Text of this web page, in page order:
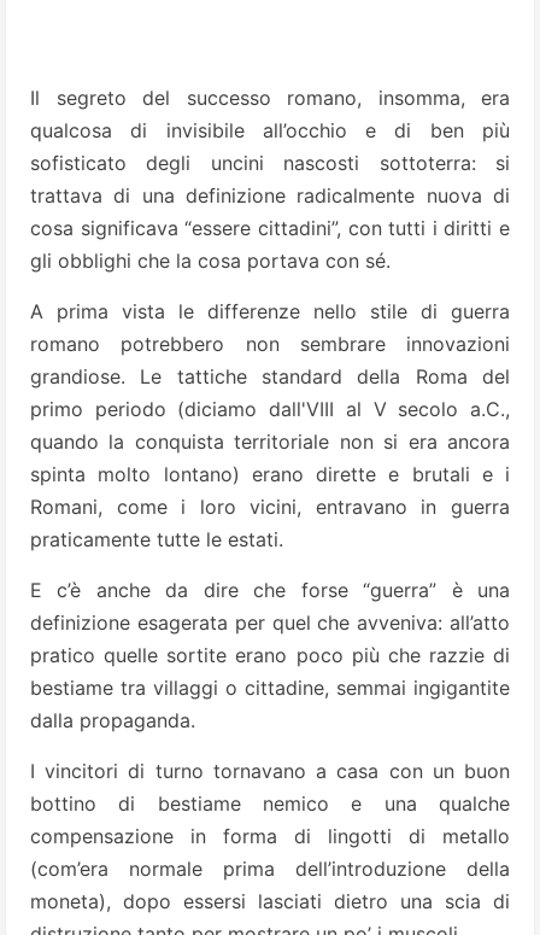
Il segreto del successo romano, insomma, era
qualcosa di invisibile all’occhio e di ben più
sofisticato degli uncini nascosti sottoterra: si
trattava di una definizione radicalmente nuova di
cosa significava “essere cittadini”, con tutti i diritti e
gli obblighi che la cosa portava con sé.
A prima vista le differenze nello stile di guerra
romano potrebbero non sembrare innovazioni
grandiose. Le tattiche standard della Roma del
primo periodo (diciamo dall'VIII al V secolo a.C.,
quando la conquista territoriale non si era ancora
spinta molto lontano) erano dirette e brutali e i
Romani, come i loro vicini, entravano in guerra
praticamente tutte le estati.
E c’è anche da dire che forse “guerra” è una
definizione esagerata per quel che avveniva: all’atto
pratico quelle sortite erano poco più che razzie di
bestiame tra villaggi o cittadine, semmai ingigantite
dalla propaganda.
I vincitori di turno tornavano a casa con un buon
bottino di bestiame nemico e una qualche
compensazione in forma di lingotti di metallo
(com’era normale prima dell’introduzione della
moneta), dopo essersi lasciati dietro una scia di